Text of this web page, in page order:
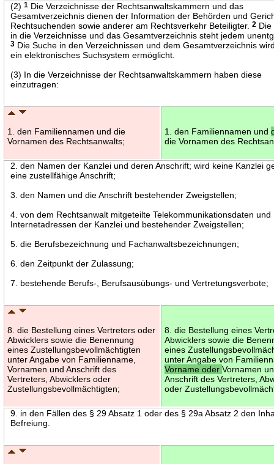
(2)1 Die Verzeichnisse der Rechtsanwaltskammern und das
Gesamtverzeichnis dienen der Information der Behörden und
Rechtsuchenden sowie anderer am Rechtsverkehr Beteiligter.2 Die
in die Verzeichnisse und das Gesamtverzeichnis steht jedem
3 Die Suche in den Verzeichnissen und dem Gesamtverzeichnis
ein elektronisches Suchsystem ermöglicht.
(3) In die Verzeichnisse der Rechtsanwaltskammern haben diese
einzutragen:
1. den Familiennamen und die
Vornamen des Rechtsanwalts;
1. den Familiennamen und
die Vornamen des
2. den Namen der Kanzlei und deren Anschrift; wird keine Kanzlei
eine zustellfähige Anschrift;
3. den Namen und die Anschrift bestehender Zweigstellen;
4. von dem Rechtsanwalt mitgeteilte Telekommunikationsdaten und
Internetadressen der Kanzlei und bestehender Zweigstellen;
5. die Berufsbezeichnung und Fachanwaltsbezeichnungen;
6. den Zeitpunkt der Zulassung;
7. bestehende Berufs-, Berufsausübungs- und Vertretungsverbote;
8. die Bestellung eines Vertreters oder
Abwicklers sowie die Benennung
eines Zustellungsbevollmächtigten
unter Angabe von Familienname,
Vornamen und Anschrift des
Vertreters, Abwicklers oder
Zustellungsbevollmächtigten;
8. die Bestellung eines
Abwicklers sowie die
eines
unter Angabe von
Vorname oderVornamen
Anschrift des Vertreters,
oder
9. in den Fällen des § 29 Absatz 1 oder des § 29a Absatz 2 den
Befreiung.